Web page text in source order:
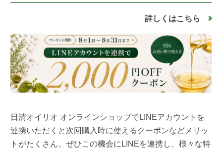
詳しくはこちら
日清オイリオ オンラインショップでLINEアカウントを
連携いただくと次回購入時に使えるクーポンなどメリッ
トがたくさん。ぜひこの機会にLINEを連携し、様々な特